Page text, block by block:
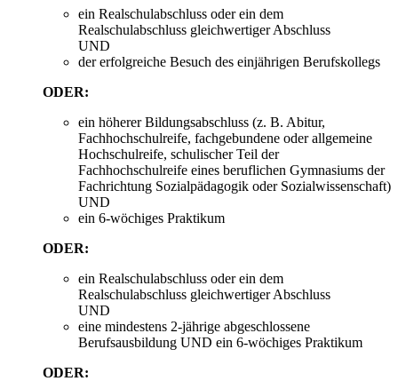
ein Realschulabschluss oder ein dem
Realschulabschluss gleichwertiger Abschluss
UND
der erfolgreiche Besuch des einjährigen Berufskollegs
ODER:
ein höherer Bildungsabschluss (z. B. Abitur,
Fachhochschulreife, fachgebundene oder allgemeine
Hochschulreife, schulischer Teil der
Fachhochschulreife eines beruflichen Gymnasiums der
Fachrichtung Sozialpädagogik oder Sozialwissenschaft)
UND
ein 6-wöchiges Praktikum
ODER:
ein Realschulabschluss oder ein dem
Realschulabschluss gleichwertiger Abschluss
UND
eine mindestens 2-jährige abgeschlossene
Berufsausbildung UND ein 6-wöchiges Praktikum
ODER: